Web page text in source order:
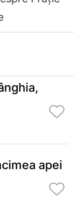
apei